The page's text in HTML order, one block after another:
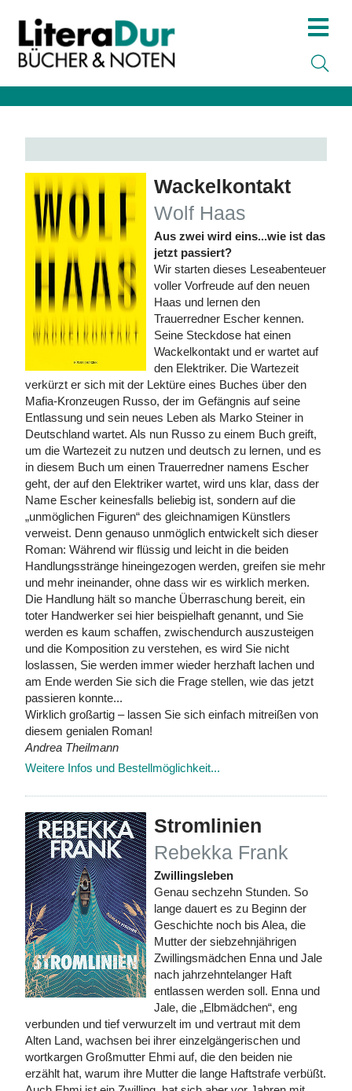
Wackelkontakt
Wolf Haas
Aus zwei wird eins...wie ist das
jetzt passiert?
Wir starten dieses Leseabenteuer
voller Vorfreude auf den neuen
Haas und lernen den
Trauerredner Escher kennen.
Seine Steckdose hat einen
Wackelkontakt und er wartet auf
den Elektriker. Die Wartezeit
verkürzt er sich mit der Lektüre eines Buches über den
Mafia-Kronzeugen Russo, der im Gefängnis auf seine
Entlassung und sein neues Leben als Marko Steiner in
Deutschland wartet. Als nun Russo zu einem Buch greift,
um die Wartezeit zu nutzen und deutsch zu lernen, und es
in diesem Buch um einen Trauerredner namens Escher
geht, der auf den Elektriker wartet, wird uns klar, dass der
Name Escher keinesfalls beliebig ist, sondern auf die
„unmöglichen Figuren“ des gleichnamigen Künstlers
verweist. Denn genauso unmöglich entwickelt sich dieser
Roman: Während wir flüssig und leicht in die beiden
Handlungsstränge hineingezogen werden, greifen sie mehr
und mehr ineinander, ohne dass wir es wirklich merken.
Die Handlung hält so manche Überraschung bereit, ein
toter Handwerker sei hier beispielhaft genannt, und Sie
werden es kaum schaffen, zwischendurch auszusteigen
und die Komposition zu verstehen, es wird Sie nicht
loslassen, Sie werden immer wieder herzhaft lachen und
am Ende werden Sie sich die Frage stellen, wie das jetzt
passieren konnte...
Wirklich großartig – lassen Sie sich einfach mitreißen von
diesem genialen Roman!
Andrea Theilmann
Weitere Infos und Bestellmöglichkeit...
Stromlinien
Rebekka Frank
Zwillingsleben
Genau sechzehn Stunden. So
lange dauert es zu Beginn der
Geschichte noch bis Alea, die
Mutter der siebzehnjährigen
Zwillingsmädchen Enna und Jale
nach jahrzehntelanger Haft
entlassen werden soll. Enna und
Jale, die „Elbmädchen“, eng
verbunden und tief verwurzelt im und vertraut mit dem
Alten Land, wachsen bei ihrer einzelgängerischen und
wortkargen Großmutter Ehmi auf, die den beiden nie
erzählt hat, warum ihre Mutter die lange Haftstrafe verbüßt.